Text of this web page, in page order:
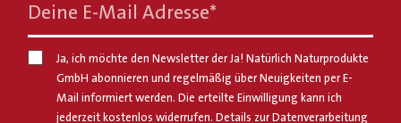
Deine E-Mail Adresse*
Ja, ich möchte den Newsletter der Ja! Natürlich Naturprodukte
GmbH abonnieren und regelmäßig über Neuigkeiten per E-
Mail informiert werden. Die erteilte Einwilligung kann ich
jederzeit kostenlos widerrufen. Details zur Datenverarbeitung